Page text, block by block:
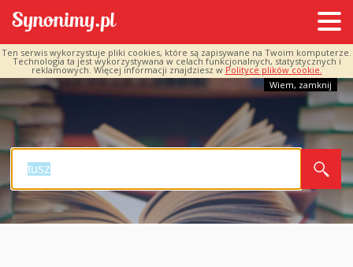
Ten serwis wykorzystuje pliki cookies, które są zapisywane na Twoim komputerze.
Technologia ta jest wykorzystywana w celach funkcjonalnych, statystycznych i
reklamowych. Więcej informacji znajdziesz w Polityce plików cookie.
Wiem, zamknij